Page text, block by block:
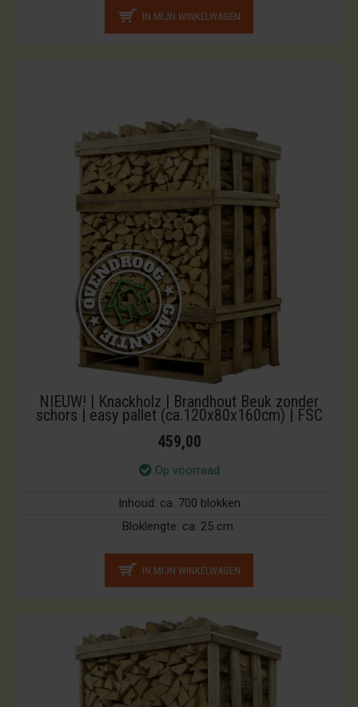
IN MIJN WINKELWAGEN
NIEUW! | Knackholz | Brandhout Beuk zonder
schors | easy pallet (ca.120x80x160cm) | FSC
459,00
Op voorraad
Inhoud: ca. 700 blokken
Bloklengte: ca. 25 cm.
IN MIJN WINKELWAGEN